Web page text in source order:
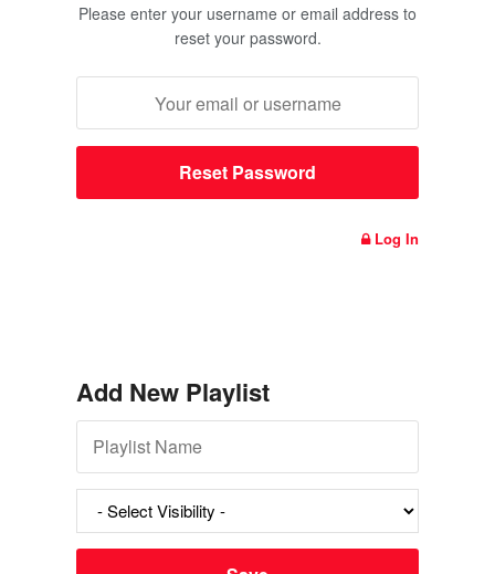
Please enter your username or email address to
reset your password.
Log In
Add New Playlist